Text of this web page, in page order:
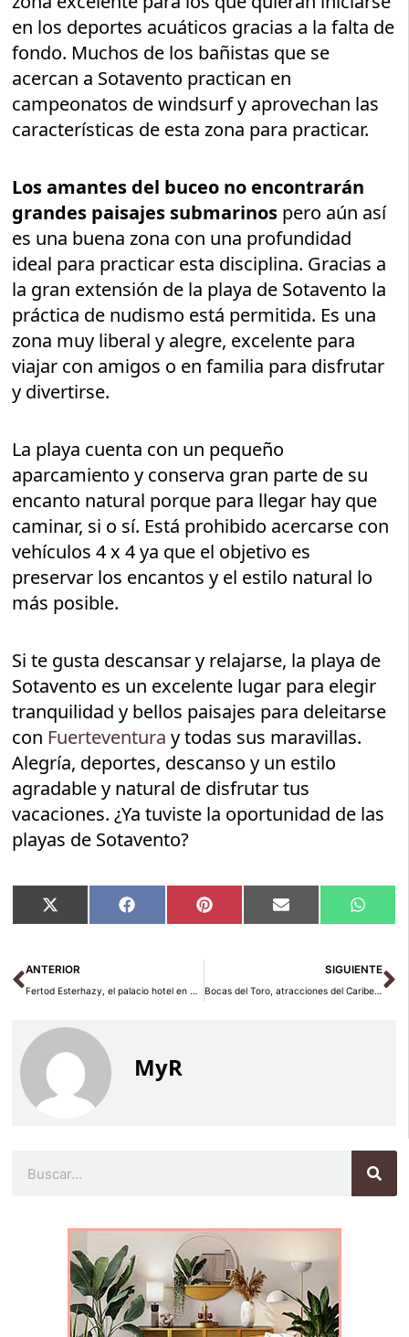
en los deportes acuáticos gracias a la falta de
fondo. Muchos de los bañistas que se
acercan a Sotavento practican en
campeonatos de windsurf y aprovechan las
características de esta zona para practicar.
Los amantes del buceo no encontrarán
grandes paisajes submarinos pero aún así
es una buena zona con una profundidad
ideal para practicar esta disciplina. Gracias a
la gran extensión de la playa de Sotavento la
práctica de nudismo está permitida. Es una
zona muy liberal y alegre, excelente para
viajar con amigos o en familia para disfrutar
y divertirse.
La playa cuenta con un pequeño
aparcamiento y conserva gran parte de su
encanto natural porque para llegar hay que
caminar, si o sí. Está prohibido acercarse con
vehículos 4 x 4 ya que el objetivo es
preservar los encantos y el estilo natural lo
más posible.
Si te gusta descansar y relajarse, la playa de
Sotavento es un excelente lugar para elegir
tranquilidad y bellos paisajes para deleitarse
con Fuerteventura y todas sus maravillas.
Alegría, deportes, descanso y un estilo
agradable y natural de disfrutar tus
vacaciones. ¿Ya tuviste la oportunidad de las
playas de Sotavento?
Compartir
en
X
(Twitter)
Compartir
en
Facebook Compartir
en
Pinterest Compartir
en
Email
en
Ant
ANTERIOR
Fertod Esterhazy, el palacio hotel en Hungría
SIGUIENTE
Bocas del Toro, atracciones del Caribe en Panamá
MyR